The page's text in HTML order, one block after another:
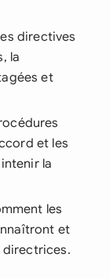
directives
la
et
et les
la
les
et
directrices.